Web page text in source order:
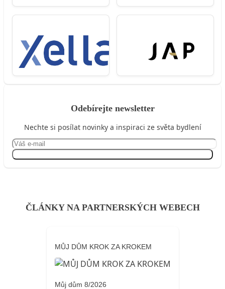
Odebírejte newsletter
Nechte si posílat novinky a inspiraci ze světa bydlení
ČLÁNKY NA PARTNERSKÝCH WEBECH
MŮJ DŮM KROK ZA KROKEM
Můj dům 8/2026